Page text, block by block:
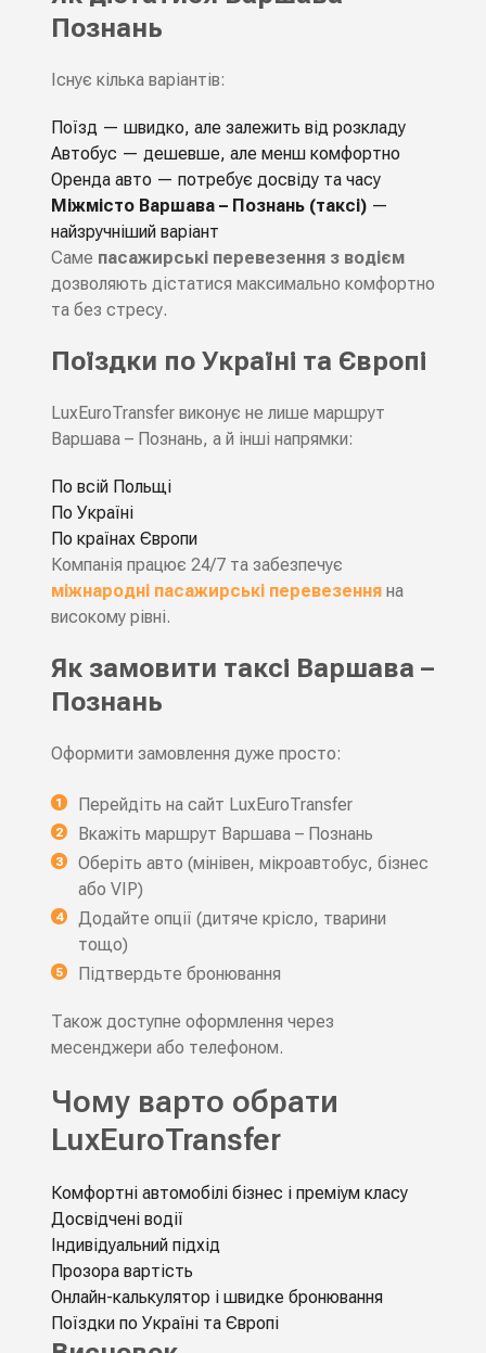
Познань
Існує кілька варіантів:
Поїзд — швидко, але залежить від розкладу
Автобус — дешевше, але менш комфортно
Оренда авто — потребує досвіду та часу
Міжмісто Варшава – Познань (таксі)—
найзручніший варіант
Саме пасажирські перевезення з водієм
дозволяють дістатися максимально комфортно
та без стресу.
Поїздки по Україні та Європі
LuxEuroTransfer виконує не лише маршрут
Варшава – Познань, а й інші напрямки:
По всій Польщі
По Україні
По країнах Європи
Компанія працює 24/7 та забезпечує
міжнародні пасажирські перевезенняна
високому рівні.
Як замовити таксі Варшава –
Познань
Оформити замовлення дуже просто:
Перейдіть на сайт LuxEuroTransfer
Вкажіть маршрут Варшава – Познань
Оберіть авто (мінівен, мікроавтобус, бізнес
або VIP)
Додайте опції (дитяче крісло, тварини
тощо)
Підтвердьте бронювання
Також доступне оформлення через
месенджери або телефоном.
Чому варто обрати
LuxEuroTransfer
Комфортні автомобілі бізнес і преміум класу
Досвідчені водії
Індивідуальний підхід
Прозора вартість
Онлайн-калькулятор і швидке бронювання
Поїздки по Україні та Європі